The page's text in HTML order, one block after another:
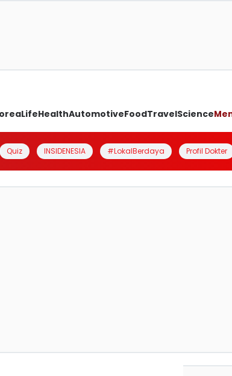
LifeHealthAutomotiveFoodTravelScience
Quiz INSIDENESIA #LokalBerdaya Profil Dokter